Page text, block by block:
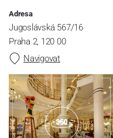
Adresa
Jugoslávská 567/16
Praha 2, 120 00
Navigovat